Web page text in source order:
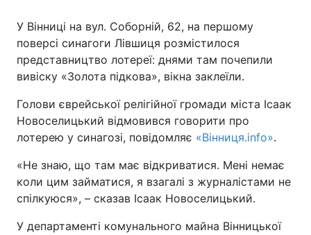
У Вінниці на вул. Соборній, 62, на першому
поверсі синагоги Лівшиця розмістилося
представництво лотереї: днями там почепили
вивіску «Золота підкова», вікна заклеїли.
Голови єврейської релігійної громади міста Ісаак
Новоселицький відмовився говорити про
лотерею у синагозі, повідомляє «Вінниця.info».
«Не знаю, що там має відкриватися. Мені немає
коли цим займатися, я взагалі з журналістами не
спілкуюся», – сказав Ісаак Новоселицький.
У департаменті комунального майна Вінницької